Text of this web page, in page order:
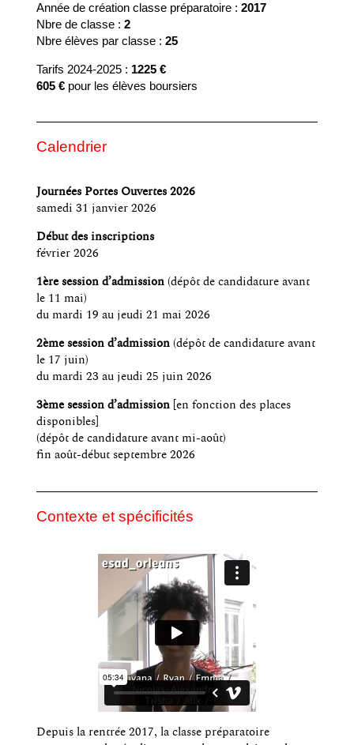
Année de création classe préparatoire : 2017
Nbre de classe : 2
Nbre élèves par classe : 25
Tarifs 2024-2025 : 1225 €
605 € pour les élèves boursiers
Calendrier
Journées Portes Ouvertes 2026
samedi 31 janvier 2026
Début des inscriptions
février 2026
1ère session d’admission (dépôt de candidature avant
le 11 mai)
du mardi 19 au jeudi 21 mai 2026
2ème session d’admission (dépôt de candidature avant
le 17 juin)
du mardi 23 au jeudi 25 juin 2026
3ème session d’admission [en fonction des places
disponibles]
(dépôt de candidature avant mi-août)
fin août-début septembre 2026
Contexte et spécificités
Depuis la rentrée 2017, la classe préparatoire